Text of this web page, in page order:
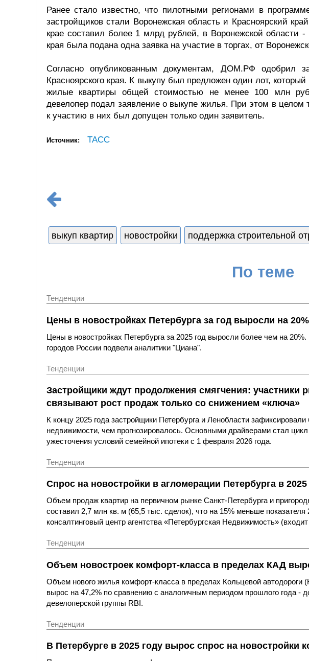
Ранее стало известно, что пилотными регионами в
застройщиков стали Воронежская область и Красноярский
крае составил более 1 млрд рублей, в Воронежской области
края была подана одна заявка на участие в торгах, от
Согласно опубликованным документам, ДОМ.РФ одобрил
Красноярского края. К выкупу был предложен один лот,
жилые квартиры общей стоимостью не менее 100 млн
девелопер подал заявление о выкупе жилья. При этом в целом
к участию в них был допущен только один заявитель.
Источник: ТАСС
выкуп квартир новостройки поддержка строительной
По теме
Тенденции
Цены в новостройках Петербурга за год выросли на 20%
Цены в новостройках Петербурга за 2025 год выросли более чем на
городов России подвели аналитики "Циана".
Тенденции
Застройщики ждут продолжения смягчения: участники
связывают рост продаж только со снижением «ключа»
К концу 2025 года застройщики Петербурга и Ленобласти
недвижимости, чем прогнозировалось. Основными драйверами стал
ужесточения условий семейной ипотеки с 1 февраля 2026 года.
Тенденции
Спрос на новостройки в агломерации Петербурга в
Объем продаж квартир на первичном рынке Санкт-Петербурга и
составил 2,7 млн кв. м (65,5 тыс. сделок), что на 15% меньше показателя
консалтинговый центр агентства «Петербургская Недвижимость»
Тенденции
Объем новостроек комфорт-класса в пределах КАД
Объем нового жилья комфорт-класса в пределах Кольцевой автодороги
вырос на 47,2% по сравнению с аналогичным периодом прошлого года -
девелоперской группы RBI.
Тенденции
В Петербурге в 2025 году вырос спрос на новостройки